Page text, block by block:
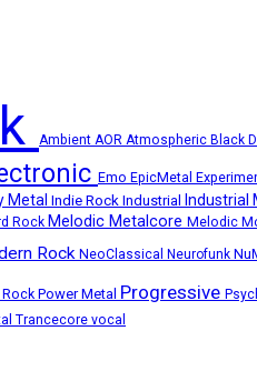
Ambient AOR Atmospheric Black
Emo EpicMetal
Metal Indie Rock Industrial Industrial
Rock Melodic Metalcore Melodic
Rock NeoClassical Neurofunk
Power Metal Progressive
Trancecore vocal